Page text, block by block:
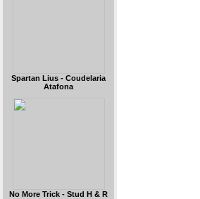
Spartan Lius - Coudelaria
Atafona
No More Trick - Stud H & R